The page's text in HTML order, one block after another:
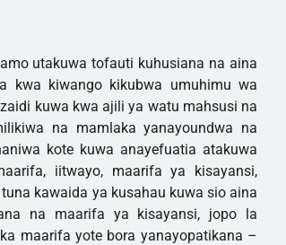
utakuwa tofauti kuhusiana na aina
kiwango kikubwa umuhimu wa
kuwa kwa ajili ya watu mahsusi na
na mamlaka yanayoundwa na
kote kuwa anayefuatia atakuwa
iitwayo, maarifa ya kisayansi,
kawaida ya kusahau kuwa sio aina
na maarifa ya kisayansi, jopo la
maarifa yote bora yanayopatikana –